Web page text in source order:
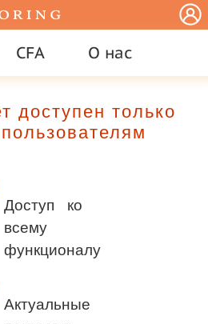
CFA О нас
доступен только
Доступ ко
всему
функционалу
Актуальные